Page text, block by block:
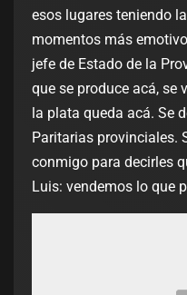
esos lugares teniendo
momentos más
jefe de Estado de la
que se produce acá, se
la plata queda acá. Se
Paritarias provinciales.
conmigo para decirles
Luis: vendemos lo que